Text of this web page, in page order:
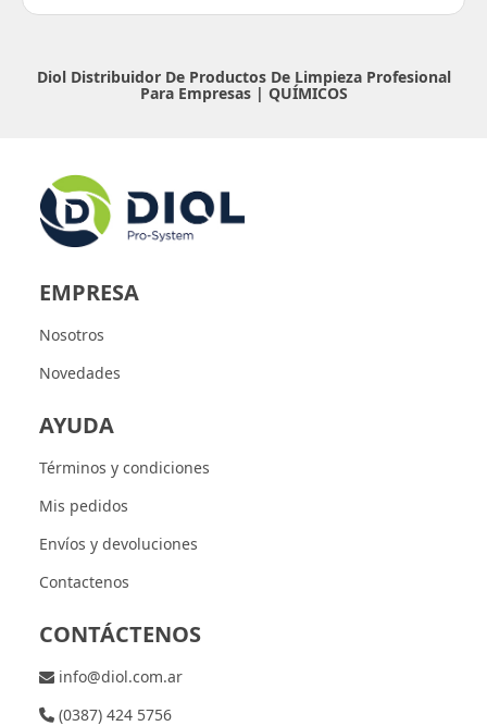
Diol Distribuidor De Productos De Limpieza Profesional
Para Empresas | QUÍMICOS
EMPRESA
Nosotros
Novedades
AYUDA
Términos y condiciones
Mis pedidos
Envíos y devoluciones
Contactenos
CONTÁCTENOS
info@diol.com.ar
(0387) 424 5756